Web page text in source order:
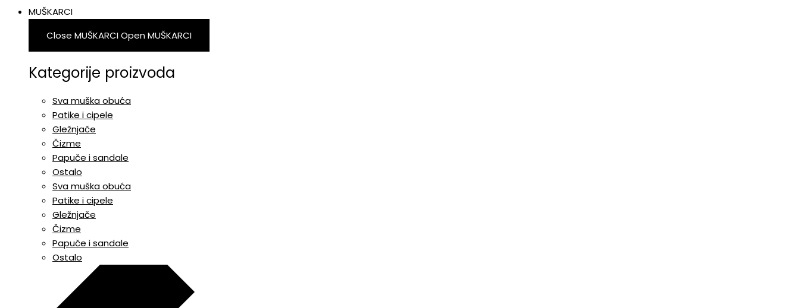
MUŠKARCI
Close MUŠKARCIOpen MUŠKARCI
Kategorije proizvoda
Sva muška obuća
Patike i cipele
Gležnjače
Čizme
Papuče i sandale
Ostalo
Sva muška obuća
Patike i cipele
Gležnjače
Čizme
Papuče i sandale
Ostalo